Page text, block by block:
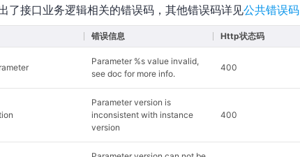
了接口业务逻辑相关的错误码，其他错误码详见公共错误码
错误信息 Http状态码
Parameter %s value invalid,
see doc for more info.
400
Parameter version is
inconsistent with instance
version
400